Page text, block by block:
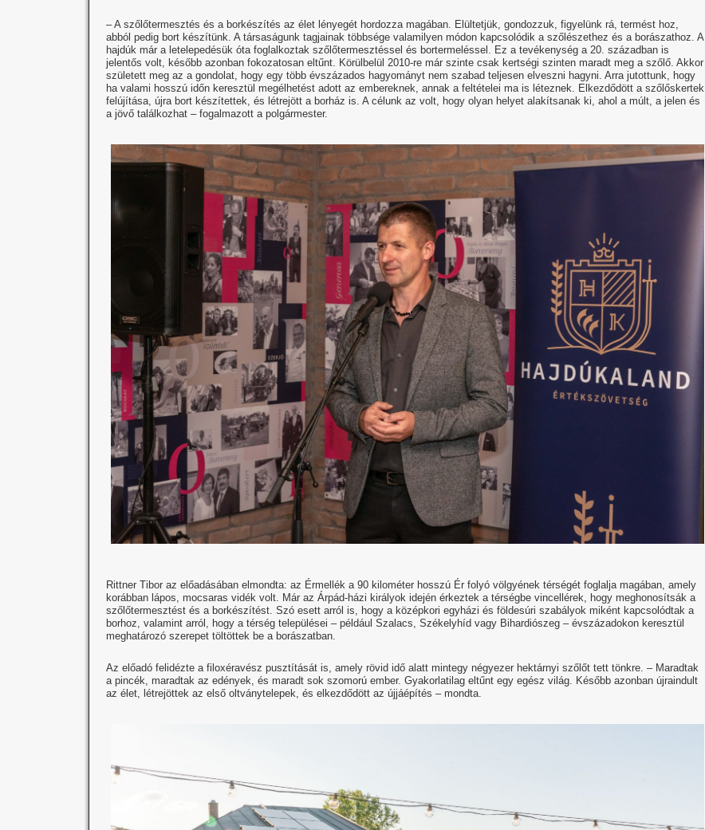
– A szőlőtermesztés és a borkészítés az élet lényegét hordozza magában. Elültetjük, gondozzuk, figyelünk rá, termést hoz,
abból pedig bort készítünk. A társaságunk tagjainak többsége valamilyen módon kapcsolódik a szőlészethez és a borászathoz. A
hajdúk már a letelepedésük óta foglalkoztak szőlőtermesztéssel és bortermeléssel. Ez a tevékenység a 20. században is
jelentős volt, később azonban fokozatosan eltűnt. Körülbelül 2010-re már szinte csak kertségi szinten maradt meg a szőlő. Akkor
született meg az a gondolat, hogy egy több évszázados hagyományt nem szabad teljesen elveszni hagyni. Arra jutottunk, hogy
ha valami hosszú időn keresztül megélhetést adott az embereknek, annak a feltételei ma is léteznek. Elkezdődött a szőlőskertek
felújítása, újra bort készítettek, és létrejött a borház is. A célunk az volt, hogy olyan helyet alakítsanak ki, ahol a múlt, a jelen és
a jövő találkozhat – fogalmazott a polgármester.
Rittner Tibor az előadásában elmondta: az Érmellék a 90 kilométer hosszú Ér folyó völgyének térségét foglalja magában, amely
korábban lápos, mocsaras vidék volt. Már az Árpád-házi királyok idején érkeztek a térségbe vincellérek, hogy meghonosítsák a
szőlőtermesztést és a borkészítést. Szó esett arról is, hogy a középkori egyházi és földesúri szabályok miként kapcsolódtak a
borhoz, valamint arról, hogy a térség települései – például Szalacs, Székelyhíd vagy Bihardiószeg – évszázadokon keresztül
meghatározó szerepet töltöttek be a borászatban.
Az előadó felidézte a filoxéravész pusztítását is, amely rövid idő alatt mintegy négyezer hektárnyi szőlőt tett tönkre. – Maradtak
a pincék, maradtak az edények, és maradt sok szomorú ember. Gyakorlatilag eltűnt egy egész világ. Később azonban újraindult
az élet, létrejöttek az első oltványtelepek, és elkezdődött az újjáépítés – mondta.